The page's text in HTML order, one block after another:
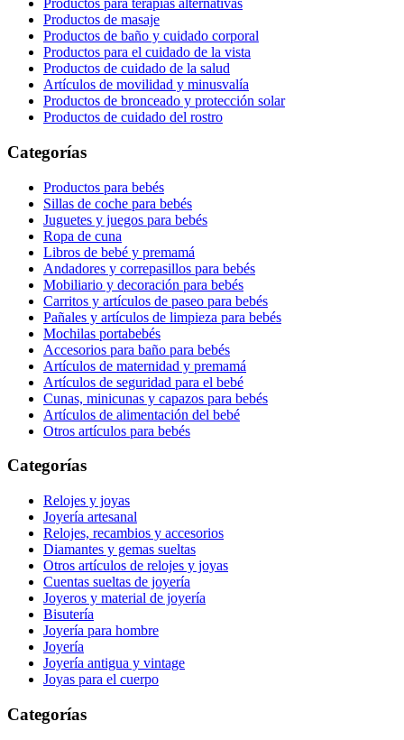
Productos para terapias alternativas
Productos de masaje
Productos de baño y cuidado corporal
Productos para el cuidado de la vista
Productos de cuidado de la salud
Artículos de movilidad y minusvalía
Productos de bronceado y protección solar
Productos de cuidado del rostro
Categorías
Productos para bebés
Sillas de coche para bebés
Juguetes y juegos para bebés
Ropa de cuna
Libros de bebé y premamá
Andadores y correpasillos para bebés
Mobiliario y decoración para bebés
Carritos y artículos de paseo para bebés
Pañales y artículos de limpieza para bebés
Mochilas portabebés
Accesorios para baño para bebés
Artículos de maternidad y premamá
Artículos de seguridad para el bebé
Cunas, minicunas y capazos para bebés
Artículos de alimentación del bebé
Otros artículos para bebés
Categorías
Relojes y joyas
Joyería artesanal
Relojes, recambios y accesorios
Diamantes y gemas sueltas
Otros artículos de relojes y joyas
Cuentas sueltas de joyería
Joyeros y material de joyería
Bisutería
Joyería para hombre
Joyería
Joyería antigua y vintage
Joyas para el cuerpo
Categorías